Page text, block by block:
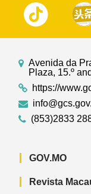
Avenida da
Plaza, 15.º
https://
(853)2833
GOV.MO
Revista